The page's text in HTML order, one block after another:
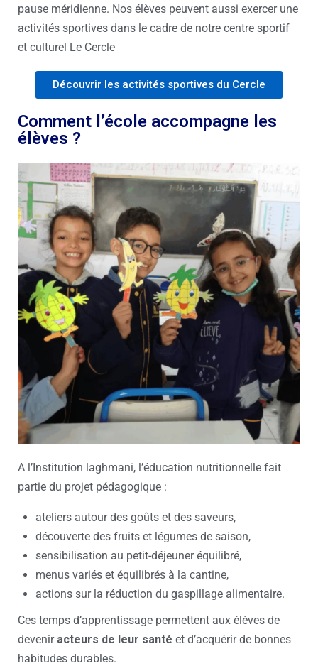
pause méridienne. Nos élèves peuvent aussi exercer une
activités sportives dans le cadre de notre centre sportif
et culturel Le Cercle
Découvrir les activités sportives du Cercle
Comment l’école accompagne les
élèves ?
A l’Institution laghmani, l’éducation nutritionnelle fait
partie du projet pédagogique :
ateliers autour des goûts et des saveurs,
découverte des fruits et légumes de saison,
sensibilisation au petit-déjeuner équilibré,
menus variés et équilibrés à la cantine,
actions sur la réduction du gaspillage alimentaire.
Ces temps d’apprentissage permettent aux élèves de
devenir acteurs de leur santé et d’acquérir de bonnes
habitudes durables.